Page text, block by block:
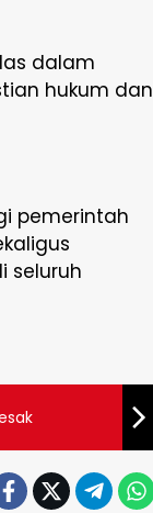
dalam
hukum dan
pemerintah
seluruh